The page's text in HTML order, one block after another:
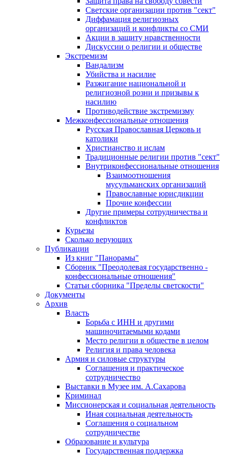
Светские организации против "сект"
Диффамация религиозных
организаций и конфликты со СМИ
Акции в защиту нравственности
Дискуссии о религии и обществе
Экстремизм
Вандализм
Убийства и насилие
Разжигание национальной и
религиозной розни и призывы к
насилию
Противодействие экстремизму
Межконфессиональные отношения
Русская Православная Церковь и
католики
Христианство и ислам
Традиционные религии против "сект"
Внутриконфессиональные отношения
Взаимоотношения
мусульманских организаций
Православные юрисдикции
Прочие конфессии
Другие примеры сотрудничества и
конфликтов
Курьезы
Сколько верующих
Публикации
Из книг "Панорамы"
Сборник "Преодолевая государственно -
конфессиональные отношения"
Статьи сборника "Пределы светскости"
Документы
Архив
Власть
Борьба с ИНН и другими
машиночитаемыми кодами
Место религии в обществе в целом
Религия и права человека
Армия и силовые структуры
Соглашения и практическое
сотрудничество
Выставки в Музее им. А.Сахарова
Криминал
Миссионерская и социальная деятельность
Иная социальная деятельность
Соглашения о социальном
сотрудничестве
Образование и культура
Государственная поддержка